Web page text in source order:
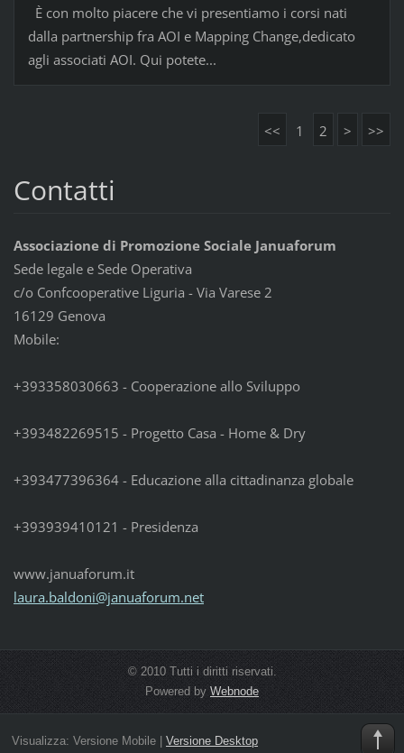
È con molto piacere che vi presentiamo i corsi nati
dalla partnership fra AOI e Mapping Change,dedicato
agli associati AOI. Qui potete...
<< 1 2 > >>
Contatti
Associazione di Promozione Sociale Januaforum
Sede legale e Sede Operativa
c/o Confcooperative Liguria - Via Varese 2
16129 Genova
Mobile:
+393358030663 - Cooperazione allo Sviluppo
+393482269515 - Progetto Casa - Home & Dry
+393477396364 - Educazione alla cittadinanza globale
+393939410121 - Presidenza
www.januaforum.it
laura.baldoni@januaforum.net
© 2010 Tutti i diritti riservati.
Powered by Webnode
Visualizza: Versione Mobile| Versione Desktop